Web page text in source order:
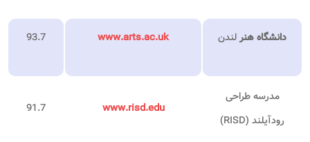
دانشگاه هنرلندن www.arts.ac.uk
93.7
مدرسه طراحی
رودآیلند (RISD)
www.risd.edu
91.7